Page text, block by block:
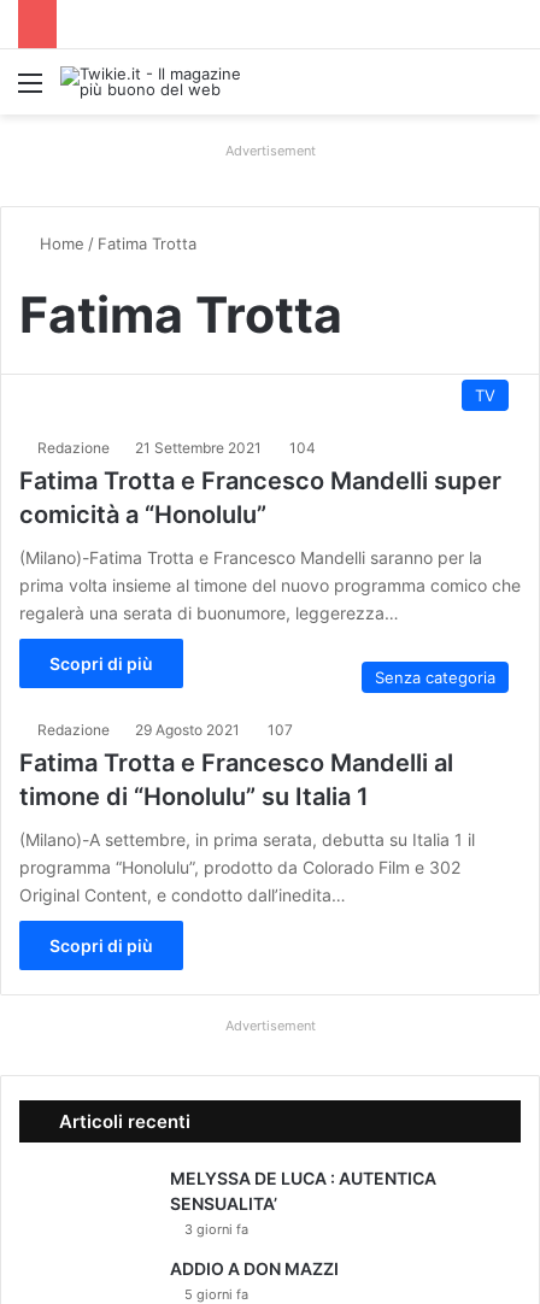
Menu
Advertisement
Home / Fatima Trotta
Fatima Trotta
TV
Redazione 21 Settembre 2021 104
Fatima Trotta e Francesco Mandelli super
comicità a “Honolulu”
(Milano)-Fatima Trotta e Francesco Mandelli saranno per la
prima volta insieme al timone del nuovo programma comico che
regalerà una serata di buonumore, leggerezza…
Scopri di più
Senza categoria
Redazione 29 Agosto 2021 107
Fatima Trotta e Francesco Mandelli al
timone di “Honolulu” su Italia 1
(Milano)-A settembre, in prima serata, debutta su Italia 1 il
programma “Honolulu”, prodotto da Colorado Film e 302
Original Content, e condotto dall’inedita…
Scopri di più
Advertisement
Articoli recenti
MELYSSA DE LUCA : AUTENTICA
SENSUALITA’
3 giorni fa
ADDIO A DON MAZZI
5 giorni fa